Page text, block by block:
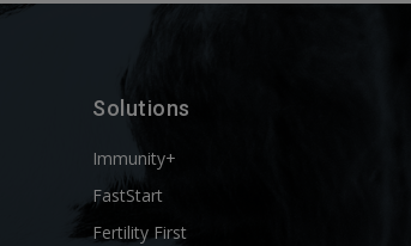
Solutions
Immunity+
FastStart
Fertility First